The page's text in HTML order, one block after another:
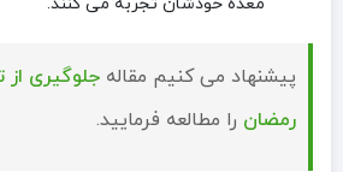
پیشنهاد می کنیم مقاله جلوگیری از
رمضان را مطالعه فرمایید.